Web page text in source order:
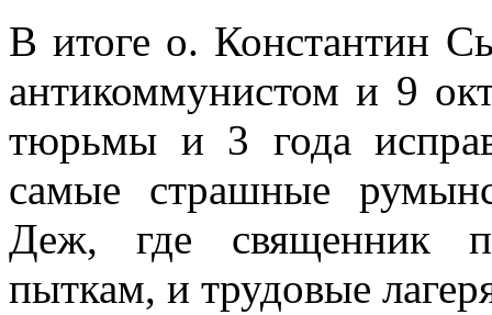
В итоге о. Константин
антикоммунистом и 9
тюрьмы и 3 года
самые страшные
Деж, где священник
пыткам, и трудовые